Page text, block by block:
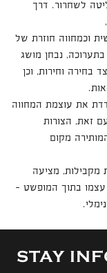
לשחרור. דרך
וכמחווה חוזרת של
בתערוכה, נבחן מושג
בחירה וחירות, וכן
את עוצמת המחווה
זאת, הצורות
מקום
מקבילות, מציעה
בתוך המופשט -
STAY